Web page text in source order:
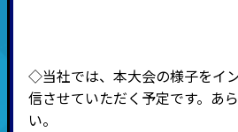
◇当社では、本大会の様子をイ
信させていただく予定です。あ
い。